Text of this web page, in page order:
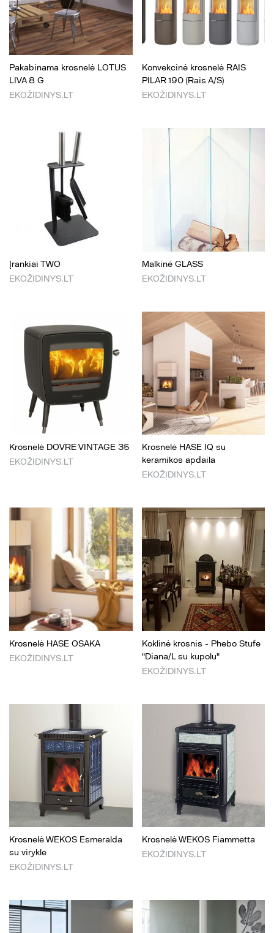
Pakabinama krosnelė LOTUS
LIVA 8 G
EKOŽIDINYS.LT
Konvekcinė krosnelė RAIS
PILAR 190 (Rais A/S)
EKOŽIDINYS.LT
Įrankiai TWO
EKOŽIDINYS.LT
Malkinė GLASS
EKOŽIDINYS.LT
Krosnelė DOVRE VINTAGE 35
EKOŽIDINYS.LT
Krosnelė HASE IQ su
keramikos apdaila
EKOŽIDINYS.LT
Krosnelė HASE OSAKA
EKOŽIDINYS.LT
Koklinė krosnis - Phebo Stufe
"Diana/L su kupolu"
EKOŽIDINYS.LT
Krosnelė WEKOS Esmeralda
su virykle
EKOŽIDINYS.LT
Krosnelė WEKOS Fiammetta
EKOŽIDINYS.LT